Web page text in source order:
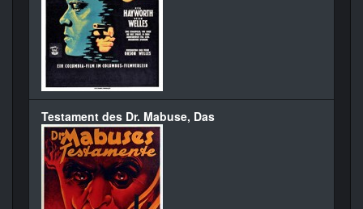
Testament des Dr. Mabuse, Das